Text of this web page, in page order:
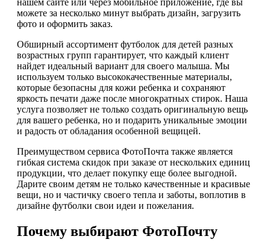
нашем сайте или через мобильное приложение, где вы
можете за несколько минут выбрать дизайн, загрузить
фото и оформить заказ.
Обширный ассортимент футболок для детей разных
возрастных групп гарантирует, что каждый клиент
найдет идеальный вариант для своего малыша. Мы
используем только высококачественные материалы,
которые безопасны для кожи ребенка и сохраняют
яркость печати даже после многократных стирок. Наша
услуга позволяет не только создать оригинальную вещь
для вашего ребенка, но и подарить уникальные эмоции
и радость от обладания особенной вещицей.
Преимуществом сервиса ФотоПочта также является
гибкая система скидок при заказе от нескольких единиц
продукции, что делает покупку еще более выгодной.
Дарите своим детям не только качественные и красивые
вещи, но и частичку своего тепла и заботы, воплотив в
дизайне футболки свои идеи и пожелания.
Почему выбирают ФотоПочту